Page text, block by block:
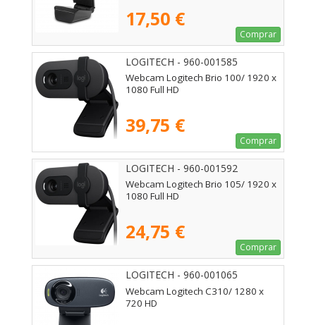
17,50 €
Comprar
LOGITECH - 960-001585
Webcam Logitech Brio 100/ 1920 x
1080 Full HD
39,75 €
Comprar
LOGITECH - 960-001592
Webcam Logitech Brio 105/ 1920 x
1080 Full HD
24,75 €
Comprar
LOGITECH - 960-001065
Webcam Logitech C310/ 1280 x
720 HD